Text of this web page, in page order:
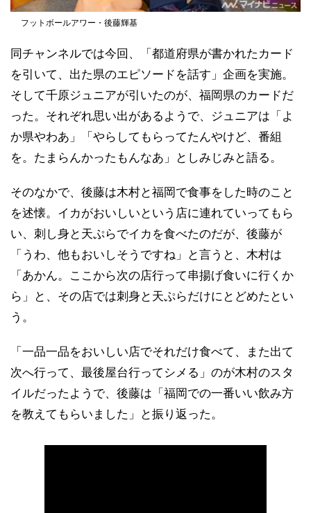
フットボールアワー・後藤輝基
同チャンネルでは今回、「都道府県が書かれたカード
を引いて、出た県のエピソードを話す」企画を実施。
そして千原ジュニアが引いたのが、福岡県のカードだ
った。それぞれ思い出があるようで、ジュニアは「よ
か県やわあ」「やらしてもらってたんやけど、番組
を。たまらんかったもんなあ」としみじみと語る。
そのなかで、後藤は木村と福岡で食事をした時のこと
を述懐。イカがおいしいという店に連れていってもら
い、刺し身と天ぷらでイカを食べたのだが、後藤が
「うわ、他もおいしそうですね」と言うと、木村は
「あかん。ここから次の店行って串揚げ食いに行くか
ら」と、その店では刺身と天ぷらだけにとどめたとい
う。
「一品一品をおいしい店でそれだけ食べて、また出て
次へ行って、最後屋台行ってシメる」のが木村のスタ
イルだったようで、後藤は「福岡での一番いい飲み方
を教えてもらいました」と振り返った。